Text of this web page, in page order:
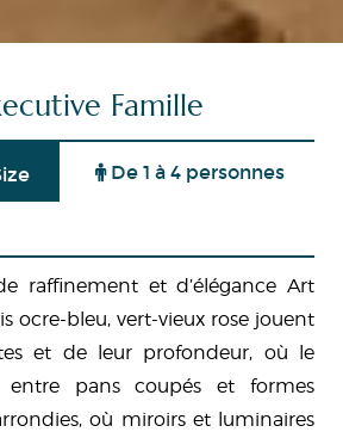
Famille
De 1 à 4 personnes
raffinement et d’élégance Art
ocre-bleu, vert-vieux rose jouent
et de leur profondeur, où le
entre pans coupés et formes
où miroirs et luminaires